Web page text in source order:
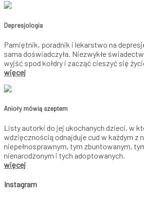
Depresjologia
Pamiętnik, poradnik i lekarstwo na
sama doświadczyła. Niezwykłe
wyjść spod kołdry i zacząć cieszyć się
więcej
Anioły mówią szeptem
Listy autorki do jej ukochanych dzieci, w
wdzięcznością odnajduje cud w każdym z
niepełnosprawnym, tym zbuntowanym,
nienarodzonym i tych adoptowanych.
więcej
Instagram